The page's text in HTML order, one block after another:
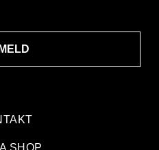
SHOP